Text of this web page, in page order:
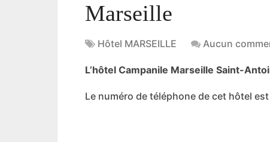
Marseille
Hôtel MARSEILLE Aucun
L’hôtel Campanile Marseille Saint-
Le numéro de téléphone de cet hôtel